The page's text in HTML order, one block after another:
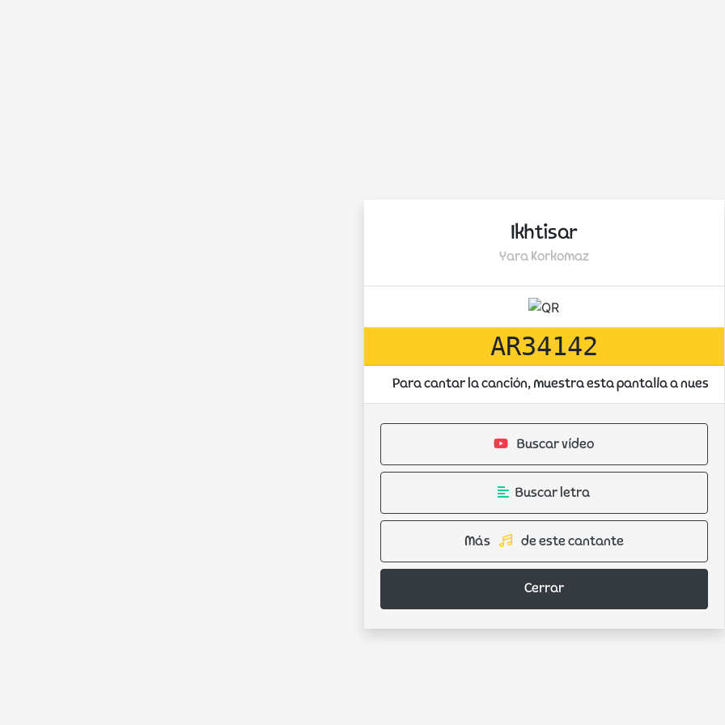
Ikhtisar
Yara Korkomaz
AR34142
Para cantar la canción, muestra esta pantalla a nuestros
Buscar vídeo
Buscar letra
Más de este cantante
Cerrar